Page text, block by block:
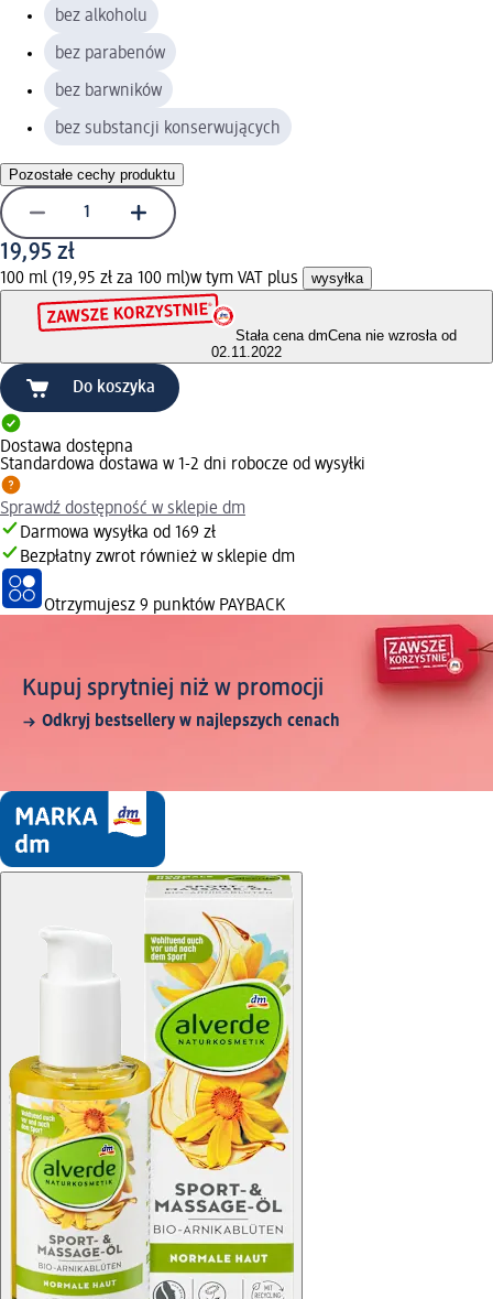
bez alkoholu
bez parabenów
bez barwników
bez substancji konserwujących
Pozostałe cechy produktu
19,95 zł
100 ml (19,95 zł za 100 ml)w tym VAT plus wysyłka
Stała cena dmCena nie wzrosła od
02.11.2022
Do koszyka
Dostawa dostępna
Standardowa dostawa w 1-2 dni robocze od wysyłki
Sprawdź dostępność w sklepie dm
Darmowa wysyłka od 169 zł
Bezpłatny zwrot również w sklepie dm
Otrzymujesz 9 punktów PAYBACK
Kupuj sprytniej niż w promocji
Odkryj bestsellery w najlepszych cenach